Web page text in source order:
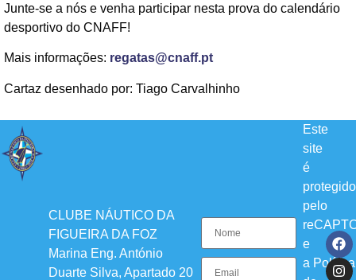
Junte-se a nós e venha participar nesta prova do calendário
desportivo do CNAFF!
Mais informações: regatas@cnaff.pt
Cartaz desenhado por: Tiago Carvalhinho
CLUBE NÁUTICO DA
FIGUEIRA DA FOZ
Marina Eng. António
Duarte Silva, Apartado 20
Este
site
é
protegido
pelo
e
a Política